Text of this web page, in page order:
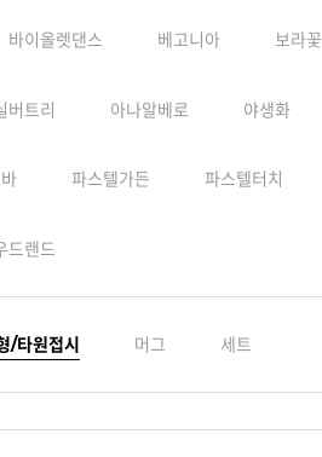
바이올렛댄스 베고니아 보라꽃
버트리 아나알베로 야생화
파스텔가든 파스텔터치
드랜드
/타원접시 머그 세트